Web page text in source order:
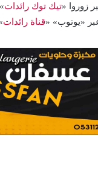
زوروا «تيك توك رائدات»
«يوتوب» «قناة رائدات